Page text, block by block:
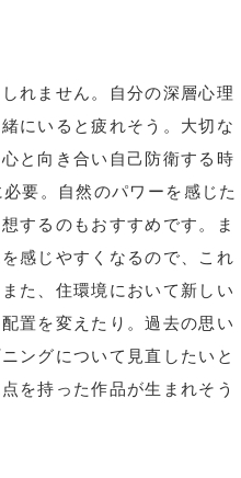
れません。自分の深層心理
にいると疲れそう。大切な
と向き合い自己防衛する時
要。自然のパワーを感じた
するのもおすすめです。ま
感じやすくなるので、これ
た、住環境において新しい
置を変えたり。過去の思い
ングについて見直したいと
を持った作品が生まれそう